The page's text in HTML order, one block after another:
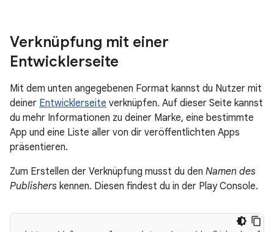
Verknüpfung mit einer
Entwicklerseite
Mit dem unten angegebenen Format kannst du Nutzer mit
deiner Entwicklerseite verknüpfen. Auf dieser Seite kannst
du mehr Informationen zu deiner Marke, eine bestimmte
App und eine Liste aller von dir veröffentlichten Apps
präsentieren.
Zum Erstellen der Verknüpfung musst du den Namen des
Publishers kennen. Diesen findest du in der Play Console.